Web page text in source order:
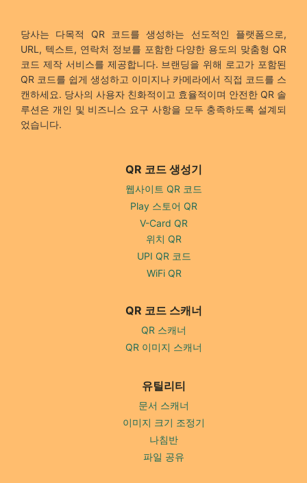
당사는 다목적 QR 코드를 생성하는 선도적인 플랫폼으로,
URL, 텍스트, 연락처 정보를 포함한 다양한 용도의 맞춤형 QR
코드 제작 서비스를 제공합니다. 브랜딩을 위해 로고가 포함된
QR 코드를 쉽게 생성하고 이미지나 카메라에서 직접 코드를 스
캔하세요. 당사의 사용자 친화적이고 효율적이며 안전한 QR 솔
루션은 개인 및 비즈니스 요구 사항을 모두 충족하도록 설계되
었습니다.
QR 코드 생성기
웹사이트 QR 코드
Play 스토어 QR
V-Card QR
위치 QR
UPI QR 코드
WiFi QR
QR 코드 스캐너
QR 스캐너
QR 이미지 스캐너
유틸리티
문서 스캐너
이미지 크기 조정기
나침반
파일 공유